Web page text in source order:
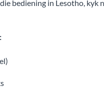
bediening in Lesotho, kyk